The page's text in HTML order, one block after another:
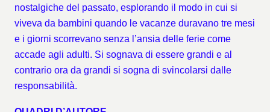
nostalgiche del passato, esplorando il modo in cui si
viveva da bambini quando le vacanze duravano tre mesi
e i giorni scorrevano senza l’ansia delle ferie come
accade agli adulti. Si sognava di essere grandi e al
contrario ora da grandi si sogna di svincolarsi dalle
responsabilità.